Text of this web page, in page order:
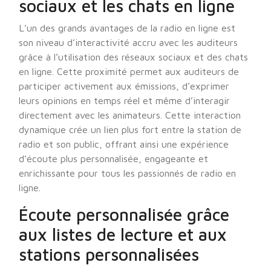
sociaux et les chats en ligne
L’un des grands avantages de la radio en ligne est
son niveau d’interactivité accru avec les auditeurs
grâce à l’utilisation des réseaux sociaux et des chats
en ligne. Cette proximité permet aux auditeurs de
participer activement aux émissions, d’exprimer
leurs opinions en temps réel et même d’interagir
directement avec les animateurs. Cette interaction
dynamique crée un lien plus fort entre la station de
radio et son public, offrant ainsi une expérience
d’écoute plus personnalisée, engageante et
enrichissante pour tous les passionnés de radio en
ligne.
Écoute personnalisée grâce
aux listes de lecture et aux
stations personnalisées